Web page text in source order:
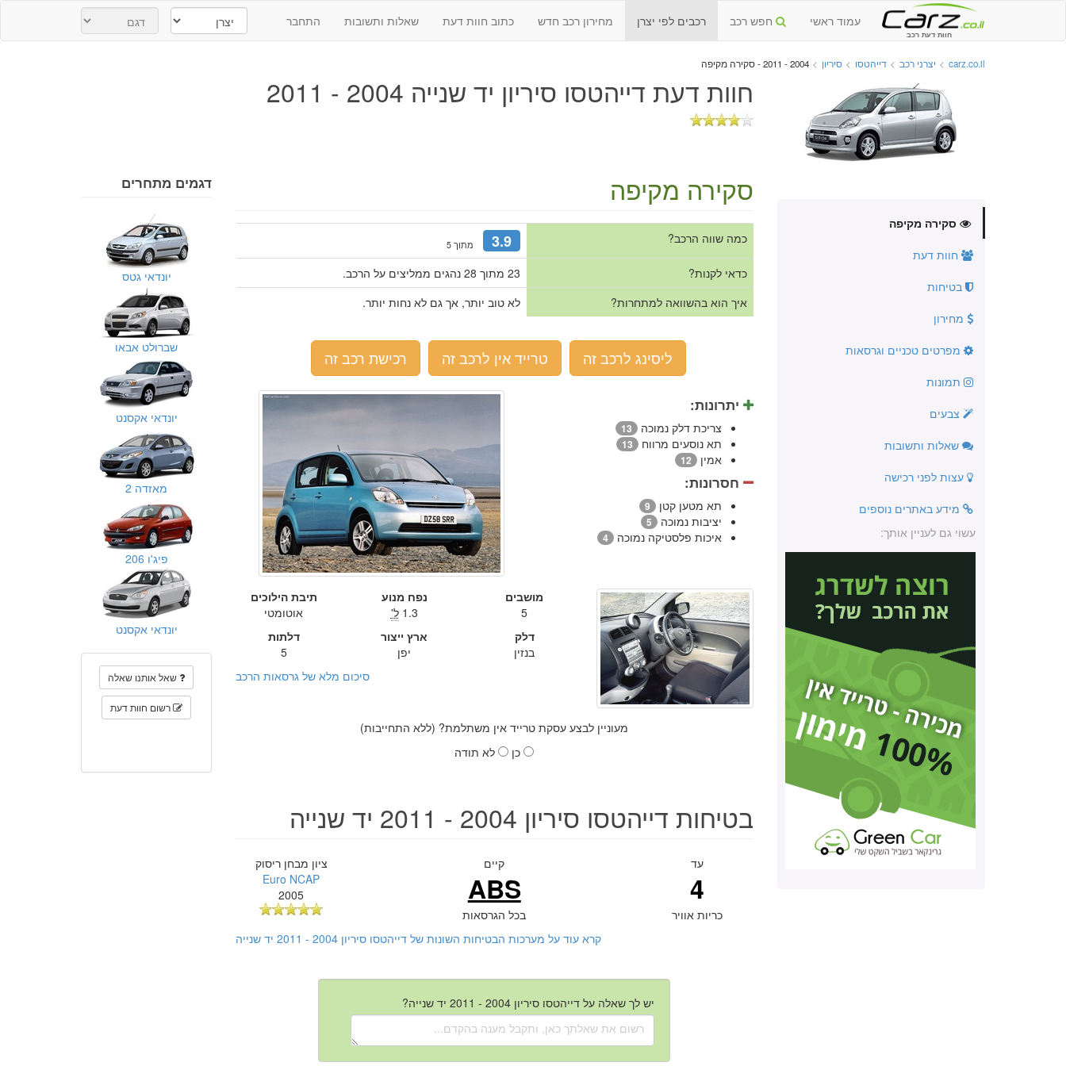
חוות דעת רכב
עמוד ראשי חפש רכב רכבים לפי יצרן מחירון רכב חדש כתוב חוות דעת שאלות ותשובות התחבר
carz.co.il
> יצרני רכב > דייהטסו > סיריון > 2004 - 2011 - סקירה מקיפה
חוות דעת דייהטסו סיריון יד שנייה 2004 - 2011
סקירה מקיפה
חוות דעת
בטיחות
מחירון
מפרטים טכניים וגרסאות
תמונות
צבעים
שאלות ותשובות
עצות לפני רכישה
מידע באתרים נוספים
עשוי גם לעניין אותך:
סקירה מקיפה
כמה שווה הרכב? 3.9 מתוך 5
כדאי לקנות?
23 מתוך 28 נהגים ממליצים על הרכב.
איך הוא בהשוואה למתחרות?
לא טוב יותר, אך גם לא נחות יותר.
ליסינג לרכב זה טרייד אין לרכב זה רכישת רכב זה
יתרונות:
צריכת דלק נמוכה 13
תא נוסעים מרווח 13
אמין 12
חסרונות:
תא מטען קטן 9
יציבות נמוכה 5
איכות פלסטיקה נמוכה 4
מושבים
5
נפח מנוע
1.3 ל'
תיבת הילוכים
אוטומטי
דלק
בנזין
ארץ ייצור
יפן
דלתות
5
סיכום מלא של גרסאות הרכב
מעוניין לבצע עסקת טרייד אין משתלמת? (ללא התחייבות)
כן
לא תודה
בטיחות דייהטסו סיריון 2004 - 2011 יד שנייה
עד
4
כריות אוויר
קיים
ABS
בכל הגרסאות
ציון מבחן ריסוק
Euro NCAP
2005
קרא עוד על מערכות הבטיחות השונות של דייהטסו סיריון 2004 - 2011 יד שנייה
יש לך שאלה על דייהטסו סיריון 2004 - 2011 יד שנייה?
דגמים מתחרים
יונדאי גטס
שברולט אבאו
יונדאי אקסנט
מאזדה 2
פיג'ו 206
יונדאי אקסנט
שאל אותנו שאלה
רשום חוות דעת